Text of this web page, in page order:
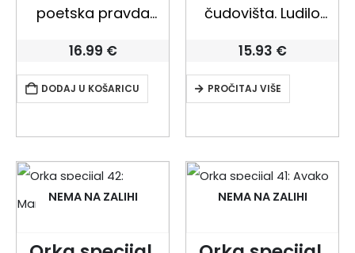
poetska pravda
nepopustljivi. Pitajte
samo mladog cinika
Shogu, koji je griješio
protiv ljubavi.
elektrošokovima
trebala ga je samo
16.99 €
DODAJ U KOŠARICU
čudovišta. Ludilo
stoljeću, obilježenom
tehničkim
inovacijama i
industrijskom
engleska književnost
stvorila je likove koji
15.93 €
PROČITAJ VIŠE
NEMA NA ZALIHI NEMA NA ZALIHI